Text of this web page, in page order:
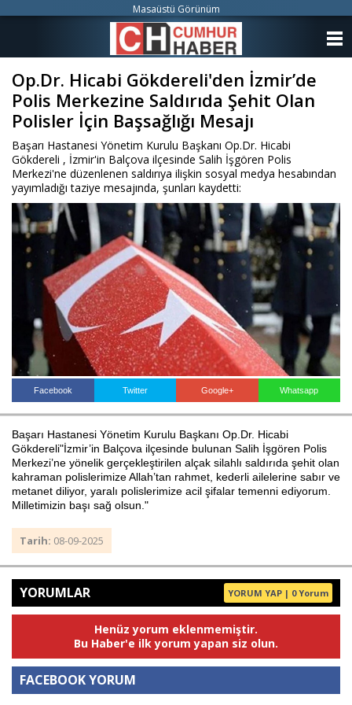
Op.Dr. Hicabi Gökdereli'den İzmir’de
Polis Merkezine Saldırıda Şehit Olan
Polisler İçin Başsağlığı Mesajı
Başarı Hastanesi Yönetim Kurulu Başkanı Op.Dr. Hicabi
Gökdereli , İzmir'in Balçova ilçesinde Salih İşgören Polis
Merkezi'ne düzenlenen saldırıya ilişkin sosyal medya hesabından
yayımladığı taziye mesajında, şunları kaydetti:
Facebook Twitter Google+ Whatsapp
Başarı Hastanesi Yönetim Kurulu Başkanı Op.Dr. Hicabi
Gökdereli"İzmir’in Balçova ilçesinde bulunan Salih İşgören Polis
Merkezi’ne yönelik gerçekleştirilen alçak silahlı saldırıda şehit olan
kahraman polislerimize Allah’tan rahmet, kederli ailelerine sabır ve
metanet diliyor, yaralı polislerimize acil şifalar temenni ediyorum.
Milletimizin başı sağ olsun."
Tarih: 08-09-2025
YORUMLAR YORUM YAP | 0 Yorum
Henüz yorum eklenmemiştir.
Bu Haber'e ilk yorum yapan siz olun.
FACEBOOK YORUM
Masaüstü Görünüm
KATEGORİLER
ANKETLER
FOTO GALERİ
VİDEO GALERİ
KÜNYE
İLETİŞİM